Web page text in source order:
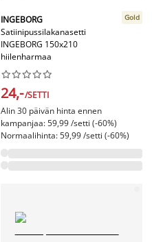
INGEBORG
Satiinipussilakanasetti
INGEBORG 150x210
hiilenharmaa
Gold






24,-/SETTI
Alin 30 päivän hinta ennen
kampanjaa: 59,99 /setti (-60%)
Normaalihinta: 59,99 /setti (-60%)